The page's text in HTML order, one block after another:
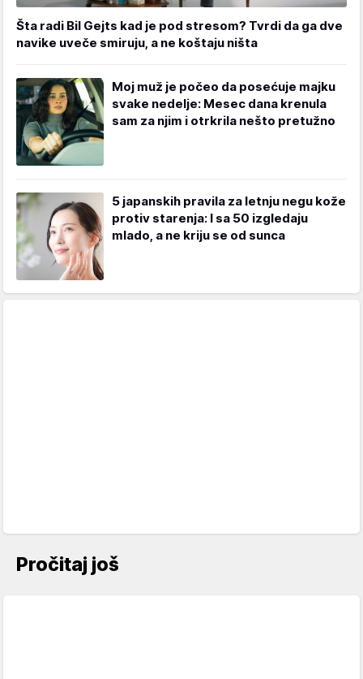
Šta radi Bil Gejts kad je pod stresom? Tvrdi da ga dve
navike uveče smiruju, a ne koštaju ništa
Moj muž je počeo da posećuje majku
svake nedelje: Mesec dana krenula
sam za njim i otrkrila nešto pretužno
5 japanskih pravila za letnju negu kože
protiv starenja: I sa 50 izgledaju
mlado, a ne kriju se od sunca
Pročitaj još